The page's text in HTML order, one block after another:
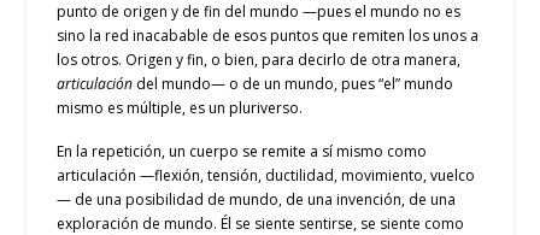
punto de origen y de fin del mundo —pues el mundo no es
sino la red inacabable de esos puntos que remiten los unos a
los otros. Origen y fin, o bien, para decirlo de otra manera,
articulación del mundo— o de un mundo, pues “el” mundo
mismo es múltiple, es un pluriverso.
En la repetición, un cuerpo se remite a sí mismo como
articulación —flexión, tensión, ductilidad, movimiento, vuelco
— de una posibilidad de mundo, de una invención, de una
exploración de mundo. Él se siente sentirse, se siente como